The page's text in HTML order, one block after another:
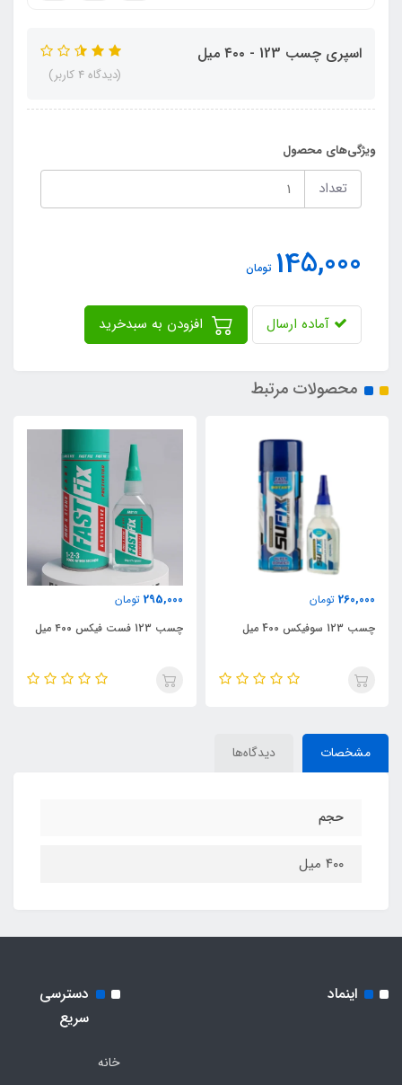
اسپری چسب 123 - ۴۰۰ میل
(دیدگاه 4 کاربر)
ویژگی‌های محصول
تعداد
145,000 تومان
آماده ارسال
محصولات مرتبط
چسب 123 فست فیکس ۴۰۰ میل
چسب 123 پاترود 400 میل
مشخصات دیدگاه‌ها
حجم
۴۰۰ میل
اینماد
دسترسی
سریع
خانه